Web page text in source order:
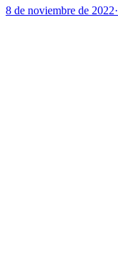
8 de noviembre de 2022·